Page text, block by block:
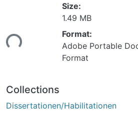
Loading...
Size:
1.49 MB
Format:
Adobe Portable
Format
Collections
Dissertationen/Habilitationen